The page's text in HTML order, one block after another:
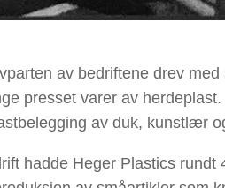
av bedriftene drev
presset varer av
av duk, kunstlær
hadde Heger Plastics rundt